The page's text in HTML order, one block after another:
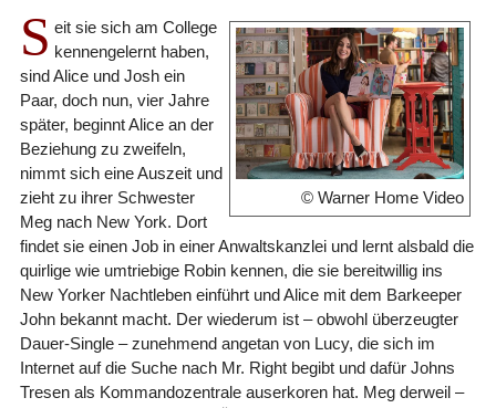
© Warner Home Video
S eit sie sich am College
kennengelernt haben,
sind Alice und Josh ein
Paar, doch nun, vier Jahre
später, beginnt Alice an der
Beziehung zu zweifeln,
nimmt sich eine Auszeit und
zieht zu ihrer Schwester
Meg nach New York. Dort
findet sie einen Job in einer Anwaltskanzlei und lernt alsbald die
quirlige wie umtriebige Robin kennen, die sie bereitwillig ins
New Yorker Nachtleben einführt und Alice mit dem Barkeeper
John bekannt macht. Der wiederum ist – obwohl überzeugter
Dauer-Single – zunehmend angetan von Lucy, die sich im
Internet auf die Suche nach Mr. Right begibt und dafür Johns
Tresen als Kommandozentrale auserkoren hat. Meg derweil –